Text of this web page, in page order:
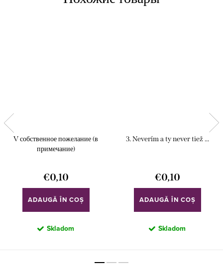
V собственное пожелание (в
примечание)
€0,10
ADAUGĂ ÎN COŞ
Skladom
3. Neverím a ty never tiež ...
€0,10
ADAUGĂ ÎN COŞ
Skladom